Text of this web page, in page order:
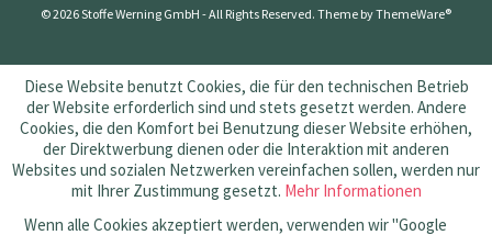
© 2026 Stoffe Werning GmbH - All Rights Reserved. Theme byThemeWare®
Diese Website benutzt Cookies, die für den technischen Betrieb
der Website erforderlich sind und stets gesetzt werden. Andere
Cookies, die den Komfort bei Benutzung dieser Website erhöhen,
der Direktwerbung dienen oder die Interaktion mit anderen
Websites und sozialen Netzwerken vereinfachen sollen, werden nur
mit Ihrer Zustimmung gesetzt. Mehr Informationen
Wenn alle Cookies akzeptiert werden, verwenden wir "Google